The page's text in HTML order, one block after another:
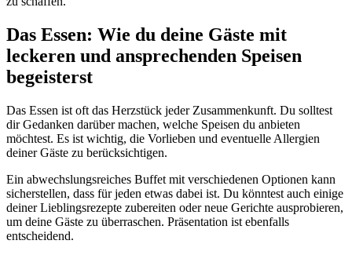
Das Essen: Wie du deine Gäste mit
leckeren und ansprechenden Speisen
begeisterst
Das Essen ist oft das Herzstück jeder Zusammenkunft. Du solltest
dir Gedanken darüber machen, welche Speisen du anbieten
möchtest. Es ist wichtig, die Vorlieben und eventuelle Allergien
deiner Gäste zu berücksichtigen.
Ein abwechslungsreiches Buffet mit verschiedenen Optionen kann
sicherstellen, dass für jeden etwas dabei ist. Du könntest auch einige
deiner Lieblingsrezepte zubereiten oder neue Gerichte ausprobieren,
um deine Gäste zu überraschen. Präsentation ist ebenfalls
entscheidend.